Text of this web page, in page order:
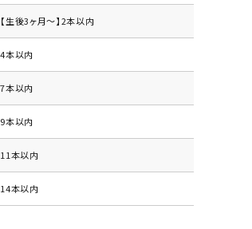
【生後3ヶ月～】2本以内
4本以内
7本以内
9本以内
11本以内
14本以内